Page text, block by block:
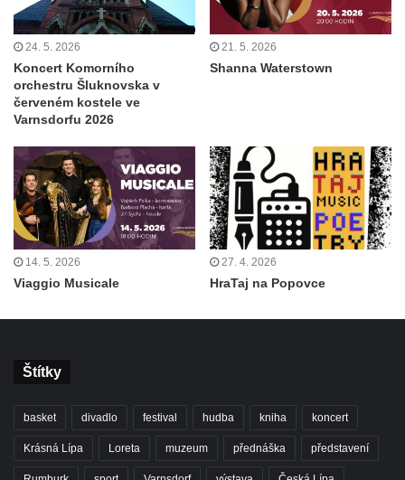
24. 5. 2026
Koncert Komorního
orchestru Šluknovska v
červeném kostele ve
Varnsdorfu 2026
21. 5. 2026
Shanna Waterstown
14. 5. 2026
Viaggio Musicale
27. 4. 2026
HraTaj na Popovce
Štítky
basket divadlo festival hudba kniha koncert
Krásná Lípa Loreta muzeum přednáška představení